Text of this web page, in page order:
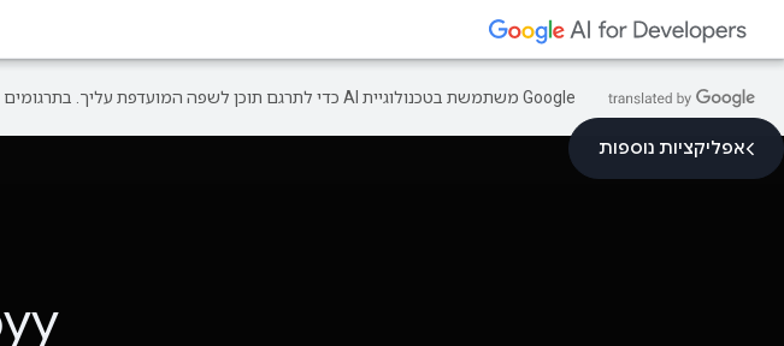
‫Google משתמשת בטכנולוגיית AI כדי לתרגם תוכן לשפה המועדפת עליך. בתרגומים כאלו עשויות להיות שגיאות.
אפליקציות נוספות